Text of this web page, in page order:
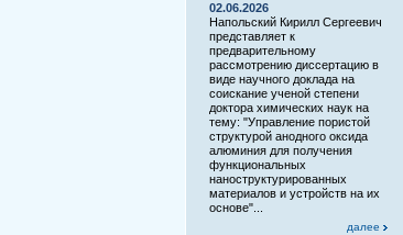
02.06.2026
Напольский Кирилл Сергеевич
представляет к
предварительному
рассмотрению диссертацию в
виде научного доклада на
соискание ученой степени
доктора химических наук на
тему: "Управление пористой
структурой анодного оксида
алюминия для получения
функциональных
наноструктурированных
материалов и устройств на их
основе"...
далее